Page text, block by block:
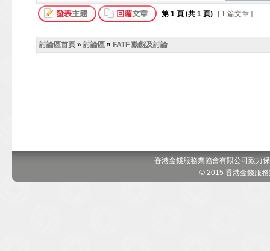
第 1 頁 (共 1 頁) [ 1 篇文章 ]
討論區首頁 » 討論區 » FATF 動態及討論
香港金錢服務業協會有限公司致力
© 2015 香港金錢服